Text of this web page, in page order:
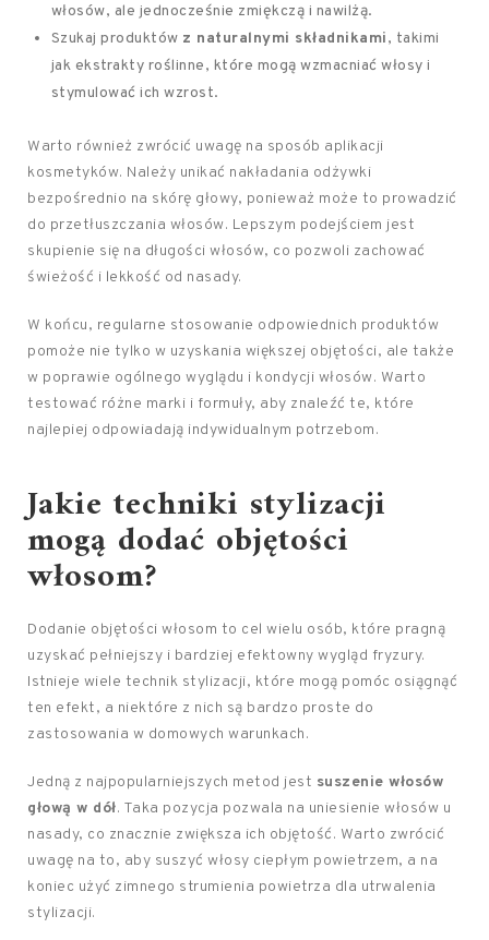
włosów, ale jednocześnie zmiękczą i nawilżą.
Szukaj produktów z naturalnymi składnikami, takimi
jak ekstrakty roślinne, które mogą wzmacniać włosy i
stymulować ich wzrost.
Warto również zwrócić uwagę na sposób aplikacji
kosmetyków. Należy unikać nakładania odżywki
bezpośrednio na skórę głowy, ponieważ może to prowadzić
do przetłuszczania włosów. Lepszym podejściem jest
skupienie się na długości włosów, co pozwoli zachować
świeżość i lekkość od nasady.
W końcu, regularne stosowanie odpowiednich produktów
pomoże nie tylko w uzyskania większej objętości, ale także
w poprawie ogólnego wyglądu i kondycji włosów. Warto
testować różne marki i formuły, aby znaleźć te, które
najlepiej odpowiadają indywidualnym potrzebom.
Jakie techniki stylizacji
mogą dodać objętości
włosom?
Dodanie objętości włosom to cel wielu osób, które pragną
uzyskać pełniejszy i bardziej efektowny wygląd fryzury.
Istnieje wiele technik stylizacji, które mogą pomóc osiągnąć
ten efekt, a niektóre z nich są bardzo proste do
zastosowania w domowych warunkach.
Jedną z najpopularniejszych metod jest suszenie włosów
głową w dół. Taka pozycja pozwala na uniesienie włosów u
nasady, co znacznie zwiększa ich objętość. Warto zwrócić
uwagę na to, aby suszyć włosy ciepłym powietrzem, a na
koniec użyć zimnego strumienia powietrza dla utrwalenia
stylizacji.